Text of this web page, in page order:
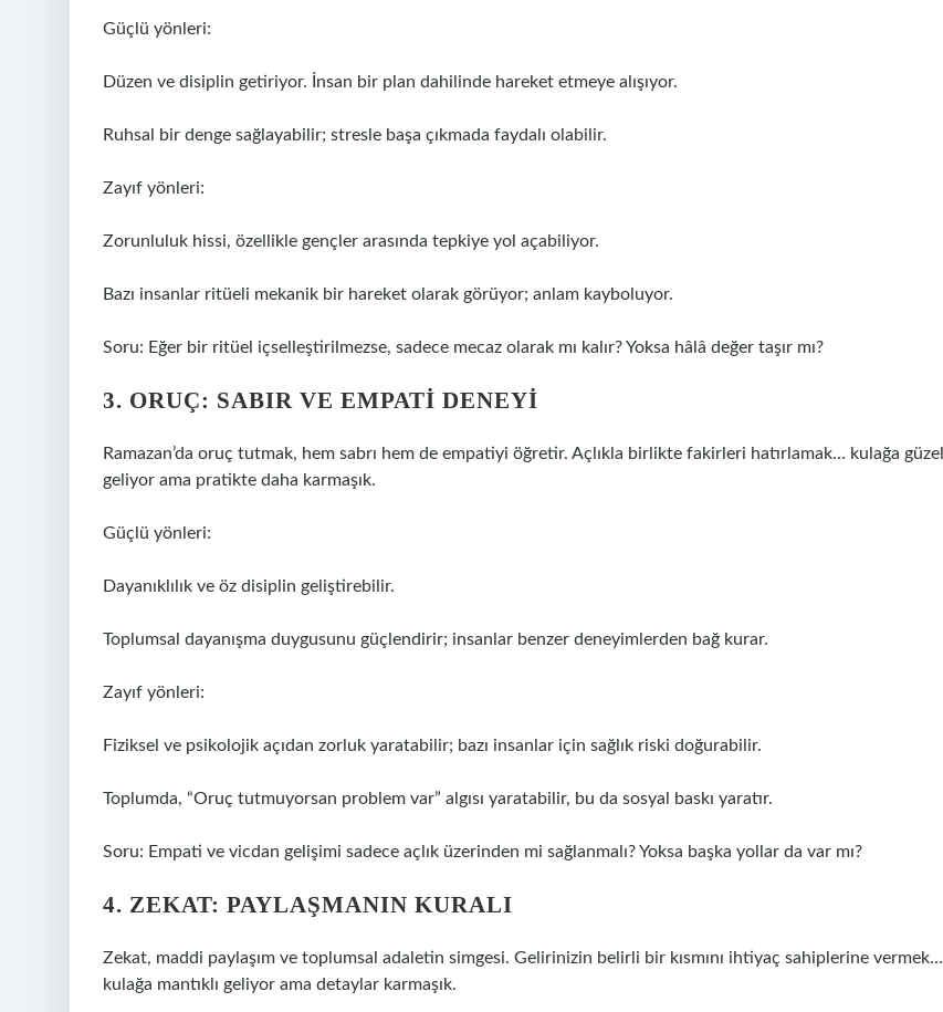
Güçlü yönleri:
Düzen ve disiplin getiriyor. İnsan bir plan dahilinde hareket etmeye alışıyor.
Ruhsal bir denge sağlayabilir; stresle başa çıkmada faydalı olabilir.
Zayıf yönleri:
Zorunluluk hissi, özellikle gençler arasında tepkiye yol açabiliyor.
Bazı insanlar ritüeli mekanik bir hareket olarak görüyor; anlam kayboluyor.
Soru: Eğer bir ritüel içselleştirilmezse, sadece mecaz olarak mı kalır? Yoksa hâlâ değer taşır mı?
3. ORUÇ: SABIR VE EMPATI DENEYI
Ramazan’da oruç tutmak, hem sabrı hem de empatiyi öğretir. Açlıkla birlikte fakirleri hatırlamak… kulağa güzel
geliyor ama pratikte daha karmaşık.
Güçlü yönleri:
Dayanıklılık ve öz disiplin geliştirebilir.
Toplumsal dayanışma duygusunu güçlendirir; insanlar benzer deneyimlerden bağ kurar.
Zayıf yönleri:
Fiziksel ve psikolojik açıdan zorluk yaratabilir; bazı insanlar için sağlık riski doğurabilir.
Toplumda, “Oruç tutmuyorsan problem var” algısı yaratabilir, bu da sosyal baskı yaratır.
Soru: Empati ve vicdan gelişimi sadece açlık üzerinden mi sağlanmalı? Yoksa başka yollar da var mı?
4. ZEKAT: PAYLAŞMANIN KURALI
Zekat, maddi paylaşım ve toplumsal adaletin simgesi. Gelirinizin belirli bir kısmını ihtiyaç sahiplerine vermek…
kulağa mantıklı geliyor ama detaylar karmaşık.